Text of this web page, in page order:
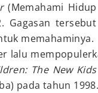
(Memahami
Gagasan
memahaminya.
lalu
The New
pada tahun 1998.